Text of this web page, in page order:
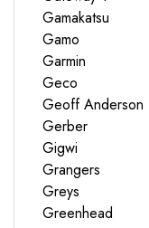
Gamakatsu
Gamo
Garmin
Geco
Geoff Anderson
Gerber
Gigwi
Grangers
Greys
Greenhead